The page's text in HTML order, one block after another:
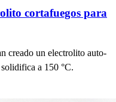
cortafuegos para
creado un electrolito auto-
a 150 °C.